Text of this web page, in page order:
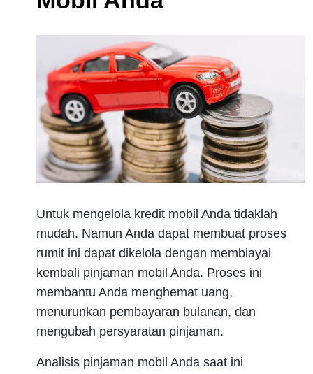
Untuk mengelola kredit mobil Anda tidaklah
mudah. Namun Anda dapat membuat proses
rumit ini dapat dikelola dengan membiayai
kembali pinjaman mobil Anda. Proses ini
membantu Anda menghemat uang,
menurunkan pembayaran bulanan, dan
mengubah persyaratan pinjaman.
Analisis pinjaman mobil Anda saat ini